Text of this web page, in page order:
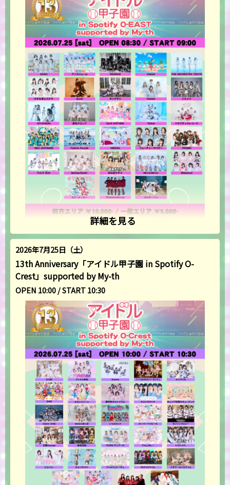
詳細を見る
2026年7月25日（土）
13th Anniversary「アイドル甲子園 in Spotify O-
Crest」supported by My-th
OPEN 10:00 / START 10:30